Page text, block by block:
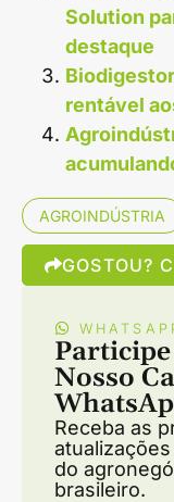
Solution
destaque
rentável
AGROINDÚSTRIA
GOSTOU?
Nosso
Receba as
do
brasileiro.